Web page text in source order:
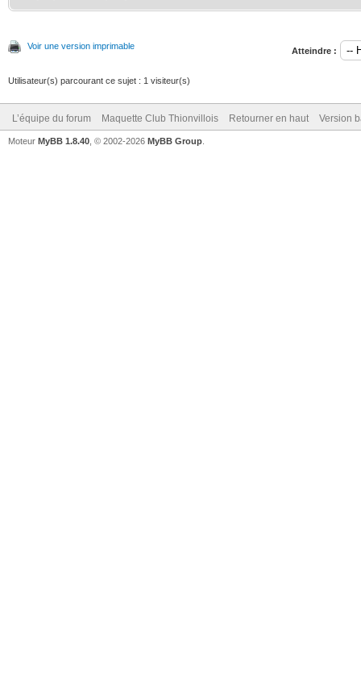
Voir une version imprimable Atteindre :
Utilisateur(s) parcourant ce sujet : 1 visiteur(s)
L’équipe du forum Maquette Club Thionvillois Retourner en haut Version
Moteur MyBB 1.8.40 , © 2002-2026 MyBB Group